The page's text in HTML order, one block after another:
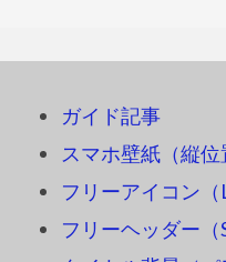
ガイド記事
スマホ壁紙（縦位
フリーアイコン
フリーヘッダー（